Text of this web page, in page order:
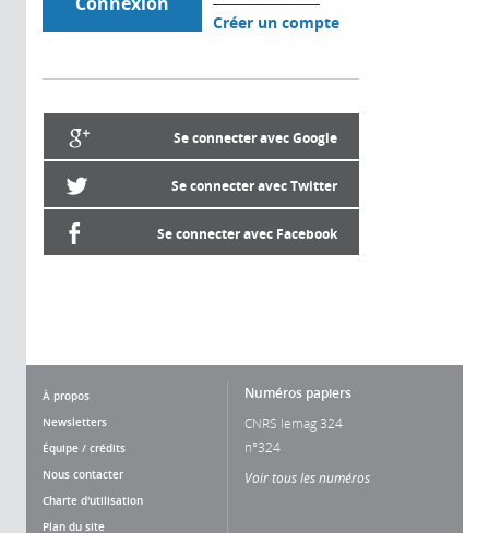
Créer un compte
Se connecter avec Google
Se connecter avec Twitter
Se connecter avec Facebook
À propos
Newsletters
Équipe / crédits
Nous contacter
Charte d'utilisation
Plan du site
Numéros papiers
CNRS lemag 324
n°324
Voir tous les numéros